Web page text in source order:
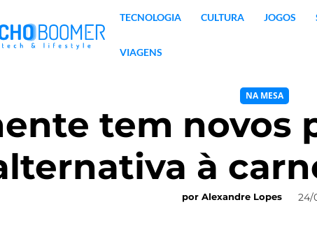
TECNOLOGIA CULTURA JOGOS
VIAGENS
NA MESA
tem novos
à
por Alexandre Lopes 24/